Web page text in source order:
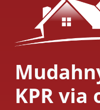
KPR via